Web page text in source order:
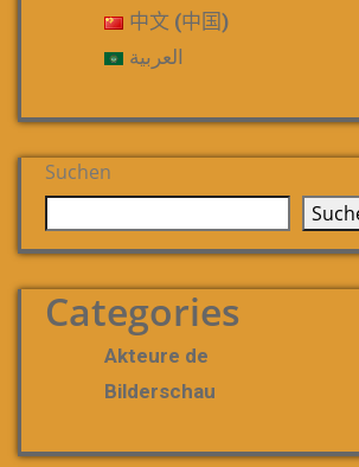
中文 (中国)
العربية
Suchen
Categories
Akteure de
Bilderschau